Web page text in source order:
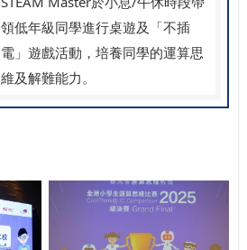
領低年級同學進行桌遊及「不插
電」遊戲活動，培養同學的運算思
維及解難能力。